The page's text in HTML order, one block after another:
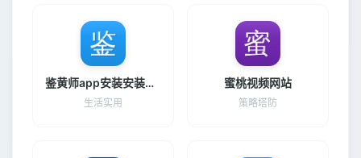
鉴黄师app安装安装包下载
生活实用
蜜桃视频网站
策略塔防